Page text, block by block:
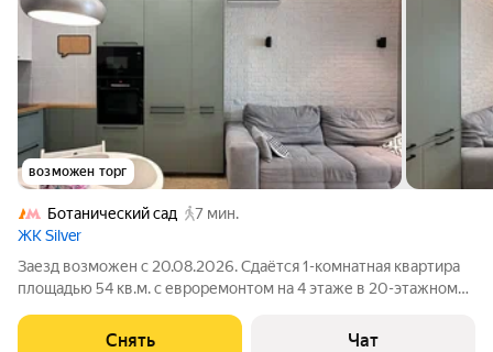
возможен торг
Ботанический сад
7 мин.
ЖК Silver
Заезд возможен с 20.08.2026. Сдаётся 1-комнатная квартира
площадью 54 кв.м. с евроремонтом на 4 этаже в 20-этажном
Духовой шкаф Стиральная машина Сушильная машинаСнять Чат